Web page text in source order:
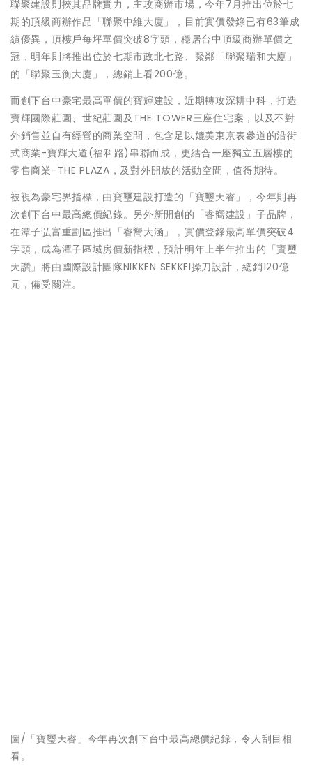
聯聚建設則挾其品牌實力，主攻商辦市場，今年7月推出位於七
期的頂級商辦作品「聯聚中維大廈」，目前實價發錄已有63筆成
績優異，頂樓戶每坪單價突破8字頭，穩居台中頂級商辦單價之
冠，明年則將推出位於七期市政北七路、緊鄰「聯聚瑞和大廈」
的「聯聚玉衡大廈」，總銷上看200億。
而創下台中豪宅最高單價的寶輝建設，近期轉攻深耕中科，打造
寶輝國際莊園、世紀莊園及THE TOWER三座住宅案，以及不對
外銷售並自有經營的商業空間，包含足以媲美東京表參道的沿街
式商業-寶輝大道(福科路)串聯而成，更結合一座獨立五層樓的
零售商業-THE PLAZA，及對外開放的活動空間，值得期待。
被視為豪宅界指標，由寶璽建設打造的「寶璽天睿」，今年則再
次創下台中最高總價紀錄。另外新開創的「睿嚮建設」子品牌，
在潭子弘富重劃區推出「睿嚮大涵」，實價登錄最高單價突破4
字頭，成為潭子區域房價新指標，預計明年上半年推出的「寶璽
天讚」將由國際設計團隊NIKKEN SEKKEI操刀設計，總銷120億
元，備受關注。
圖/「寶璽天睿」今年再次創下台中最高總價紀錄，令人刮目相
看。